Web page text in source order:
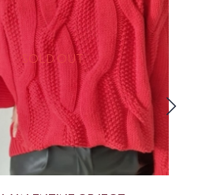
SOLD OUT
CHOIX DES OPTIONS